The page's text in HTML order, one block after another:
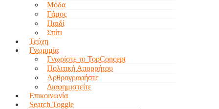
Μόδα
Γάμος
Παιδί
Σπίτι
Τεύχη
Γνωριμία
Γνωρίστε το TopConcept
Πολιτική Απορρήτου
Αρθρογραφήστε
Διαφημιστείτε
Επικοινωνία
Search Toggle